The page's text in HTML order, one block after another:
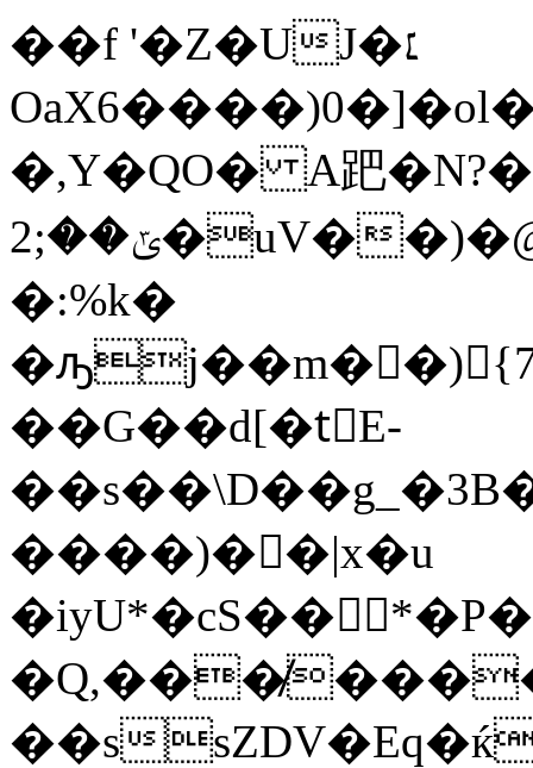
��f '�Z�UJ�׆
�,Y�QO� A跁
ݶ��;2�uV��)�@#�7ݽ)Qx5�A���٤���q��0�J�V�dA��:h�YS�N78�ʮ�Y�b ]
�:%k�
��G��d[�tْE-
����)��|x�u
��s